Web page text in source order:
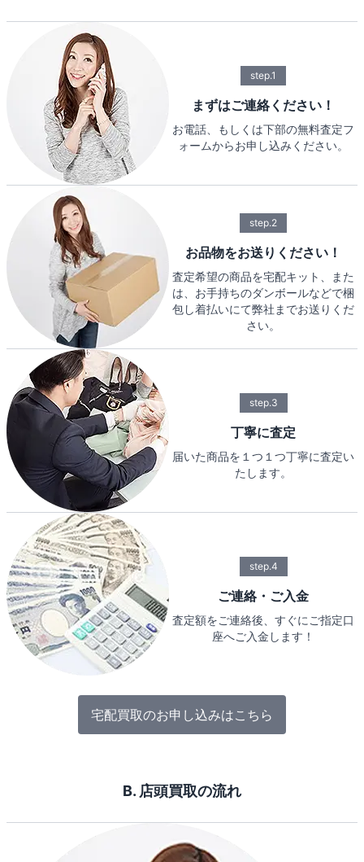
step.1
まずはご連絡ください！
お電話、もしくは下部の無料査定フ
ォームからお申し込みください。
step.2
お品物をお送りください！
査定希望の商品を宅配キット、また
は、お手持ちのダンボールなどで梱
包し着払いにて弊社までお送りくだ
さい。
step.3
丁寧に査定
届いた商品を１つ１つ丁寧に査定い
たします。
step.4
ご連絡・ご入金
査定額をご連絡後、すぐにご指定口
座へご入金します！
宅配買取のお申し込みはこちら
B. 店頭買取の流れ